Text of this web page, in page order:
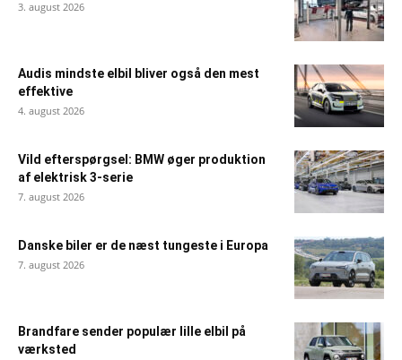
3. august 2026
Audis mindste elbil bliver også den mest
effektive
4. august 2026
Vild efterspørgsel: BMW øger produktion
af elektrisk 3-serie
7. august 2026
Danske biler er de næst tungeste i Europa
7. august 2026
Brandfare sender populær lille elbil på
værksted